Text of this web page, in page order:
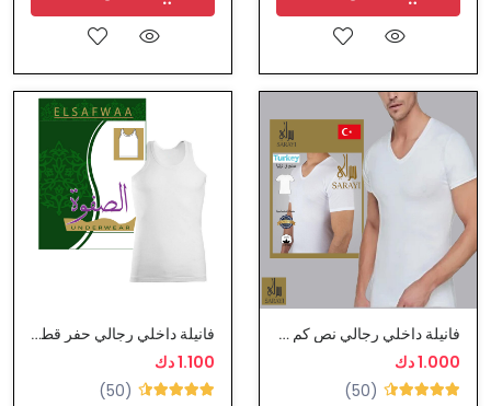
فانيلة داخلي رجالي نص كم ياقة V قطن من سراي
1.000 دك
(50)
فانيلة داخلي رجالي حفر قطن من الصفوة
1.100 دك
(50)